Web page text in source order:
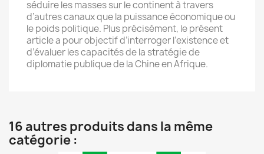
séduire les masses sur le continent à travers
d’autres canaux que la puissance économique ou
le poids politique. Plus précisément, le présent
article a pour objectif d’interroger l’existence et
d’évaluer les capacités de la stratégie de
diplomatie publique de la Chine en Afrique.
16 autres produits dans la même
catégorie :